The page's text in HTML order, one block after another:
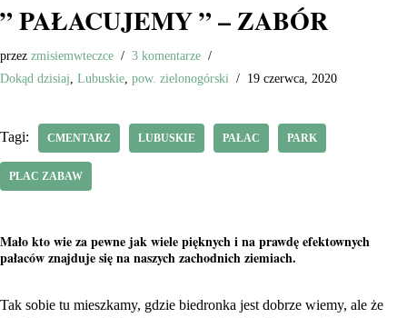
” PAŁACUJEMY ” – ZABÓR
przez zmisiemwteczce
3 komentarze
Dokąd dzisiaj Lubuskie pow. zielonogórski 19 czerwca, 2020
Tagi: CMENTARZ LUBUSKIE PAŁAC PARK
PLAC ZABAW
Mało kto wie za pewne jak wiele pięknych i na prawdę efektownych
pałaców znajduje się na naszych zachodnich ziemiach.
Tak sobie tu mieszkamy, gdzie biedronka jest dobrze wiemy, ale że